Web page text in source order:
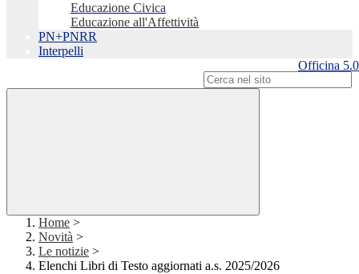
Educazione Civica
Educazione all'Affettività
PN+PNRR
Interpelli
Officina 5.0
Home >
Novità >
Le notizie >
Elenchi Libri di Testo aggiornati a.s. 2025/2026